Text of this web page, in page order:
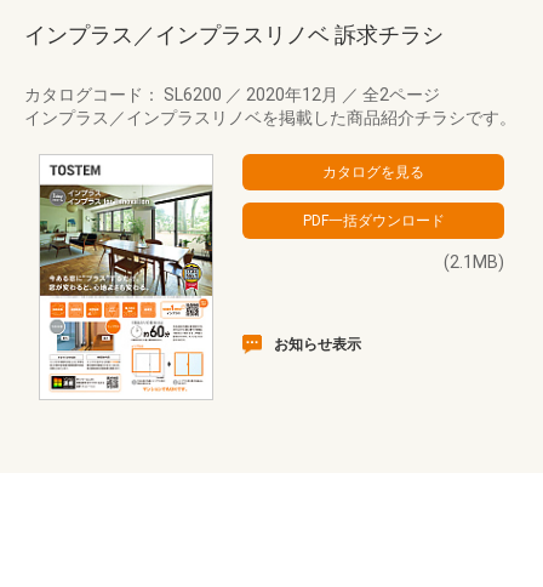
インプラス／インプラスリノベ 訴求チラシ
カタログコード： SL6200 ／ 2020年12月 ／ 全2ページ
インプラス／インプラスリノベを掲載した商品紹介チラシです。
(2.1MB)
お知らせ表示